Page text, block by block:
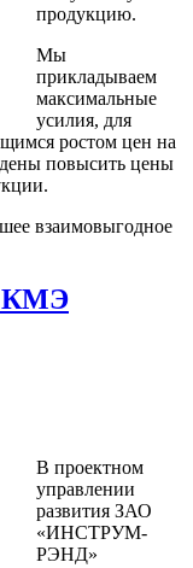
продукцию.
Мы
прикладываем
максимальные
усилия, для
ростом цен на
повысить цены
взаимовыгодное
КМЭ
В проектном
управлении
развития ЗАО
«ИНСТРУМ-
РЭНД»